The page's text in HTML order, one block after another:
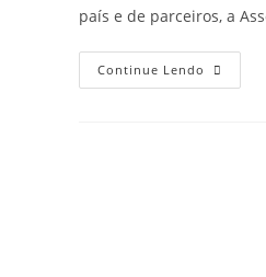
país e de parceiros, a
Continue Lendo